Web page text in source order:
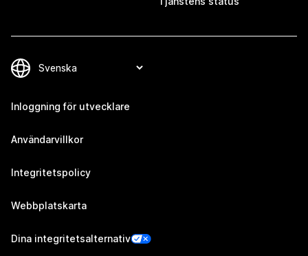
Inloggning för utvecklare
Användarvillkor
Integritetspolicy
Webbplatskarta
Dina integritetsalternativ